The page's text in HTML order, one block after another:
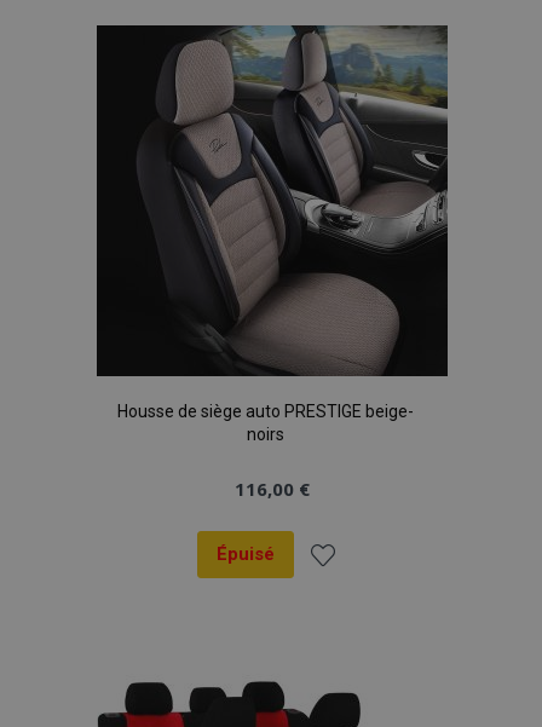
liste
d'achats
Housse de siège auto PRESTIGE beige-
noirs
116,00 €
Épuisé
liste